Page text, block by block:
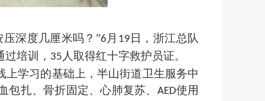
深度几厘米吗？”6 月 19 日，浙江总队
培训， 35 人取得红十字救护员证。
上学习的基础上，半山街道卫生服务中
扎、骨折固定、心肺复苏、 AED使用